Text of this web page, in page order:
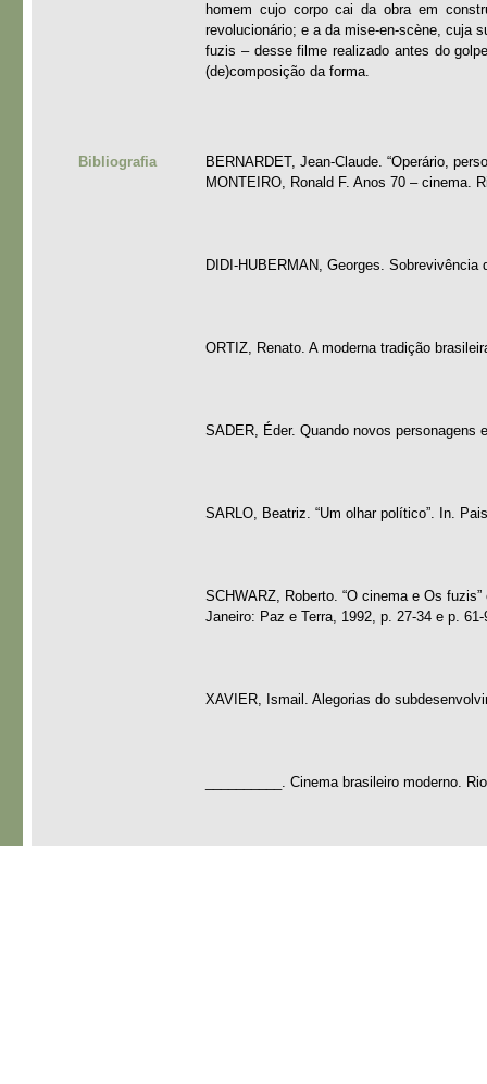
homem cujo corpo cai da obra em
revolucionário; e a da mise-en-scène, cuja
fuzis – desse filme realizado antes do
(de)composição da forma.
Bibliografia
BERNARDET, Jean-Claude. “Operário,
MONTEIRO, Ronald F. Anos 70 – cinema.
DIDI-HUBERMAN, Georges.
ORTIZ, Renato. A moderna tradição
SADER, Éder. Quando novos personagens
SARLO, Beatriz. “Um olhar político”. In.
SCHWARZ, Roberto. “O cinema e Os
Janeiro: Paz e Terra, 1992, p. 27-34 e p. 61-
XAVIER, Ismail. Alegorias do
__________. Cinema brasileiro moderno.